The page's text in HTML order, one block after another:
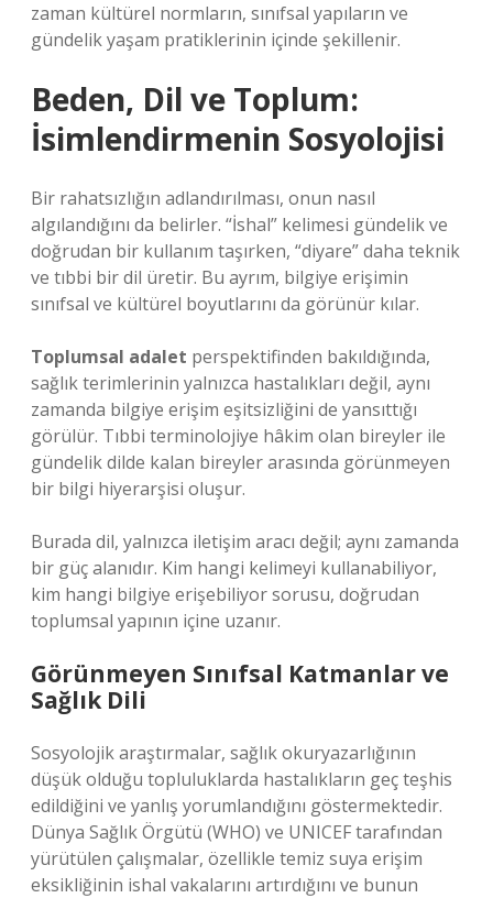
zaman kültürel normların, sınıfsal yapıların ve
gündelik yaşam pratiklerinin içinde şekillenir.
Beden, Dil ve Toplum:
İsimlendirmenin Sosyolojisi
Bir rahatsızlığın adlandırılması, onun nasıl
algılandığını da belirler. “İshal” kelimesi gündelik ve
doğrudan bir kullanım taşırken, “diyare” daha teknik
ve tıbbi bir dil üretir. Bu ayrım, bilgiye erişimin
sınıfsal ve kültürel boyutlarını da görünür kılar.
Toplumsal adalet perspektifinden bakıldığında,
sağlık terimlerinin yalnızca hastalıkları değil, aynı
zamanda bilgiye erişim eşitsizliğini de yansıttığı
görülür. Tıbbi terminolojiye hâkim olan bireyler ile
gündelik dilde kalan bireyler arasında görünmeyen
bir bilgi hiyerarşisi oluşur.
Burada dil, yalnızca iletişim aracı değil; aynı zamanda
bir güç alanıdır. Kim hangi kelimeyi kullanabiliyor,
kim hangi bilgiye erişebiliyor sorusu, doğrudan
toplumsal yapının içine uzanır.
Görünmeyen Sınıfsal Katmanlar ve
Sağlık Dili
Sosyolojik araştırmalar, sağlık okuryazarlığının
düşük olduğu topluluklarda hastalıkların geç teşhis
edildiğini ve yanlış yorumlandığını göstermektedir.
Dünya Sağlık Örgütü (WHO) ve UNICEF tarafından
yürütülen çalışmalar, özellikle temiz suya erişim
eksikliğinin ishal vakalarını artırdığını ve bunun